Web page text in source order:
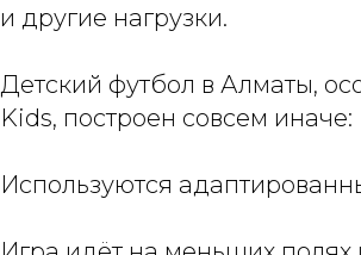
и другие нагрузки.
Детский футбол в Алматы,
Kids, построен совсем иначе:
Используются